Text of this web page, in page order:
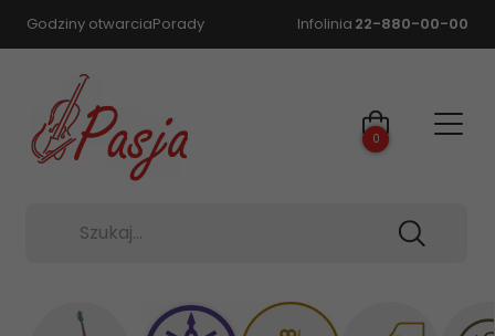
Godziny otwarciaPorady Infolinia 22-880-00-00
Szukaj...
0